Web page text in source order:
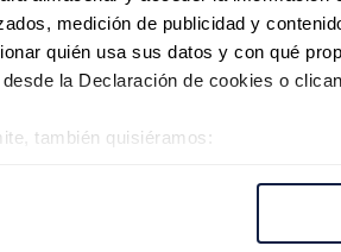
medición de publicidad y
quién usa sus datos y con qué
la Declaración de cookies o
también quisiéramos:
registró incrementos respecto a la
Francia e Italia se registraron
diaria el jueves 13 de junio, al
un mes de junio de la historia, de 119
Energy Forecasting , enAlemania y
decreciente de la semana anterior.